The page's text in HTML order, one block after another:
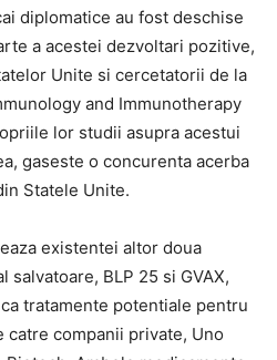
diplomatice au fost deschise
a acestei dezvoltari pozitive,
Unite si cercetatorii de la
and Immunotherapy
lor studii asupra acestui
gaseste o concurenta acerba
Statele Unite.
existentei altor doua
salvatoare, BLP 25 si GVAX,
tratamente potentiale pentru
catre companii private, Uno